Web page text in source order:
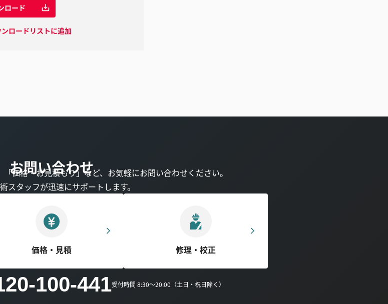
ロード
ロードリストに追加
お問い合わせ
「価格・お見積もり」など、お気軽にお問い合わせください。
スタッフが迅速にサポートします。
価格・見積 修理・校正
100-441受付時間 8:30～20:00（土日・祝日除く）